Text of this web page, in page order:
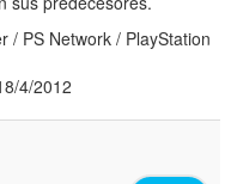
/ PS Network / PlayStation
4/2012